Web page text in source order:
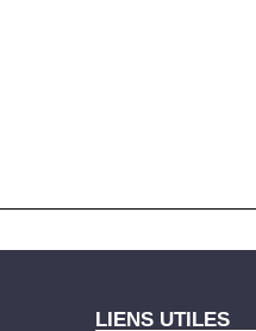
LIENS UTILES